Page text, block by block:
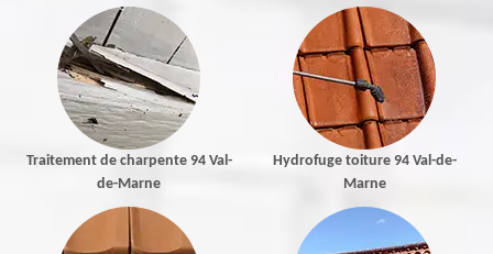
Traitement de charpente 94 Val-
de-Marne
Hydrofuge toiture 94 Val-de-
Marne